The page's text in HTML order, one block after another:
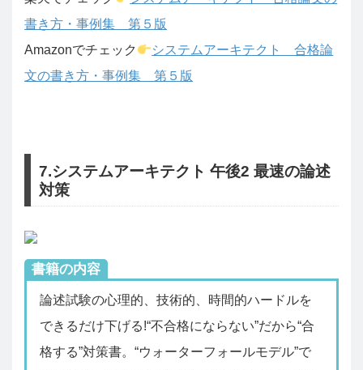
書き方・事例集 第５版
Amazonでチェック
システムアーキテクト 合格論
文の書き方・事例集 第５版
7.システムアーキテクト 午後2 最速の論述
対策
書籍の内容
論述試験の心理的、技術的、時間的ハードルを
できるだけ下げる!“不合格にならない”だから“合
格する”対策書。“ウォーターフォールモデル”で